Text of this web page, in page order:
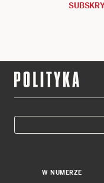
W NUMERZE